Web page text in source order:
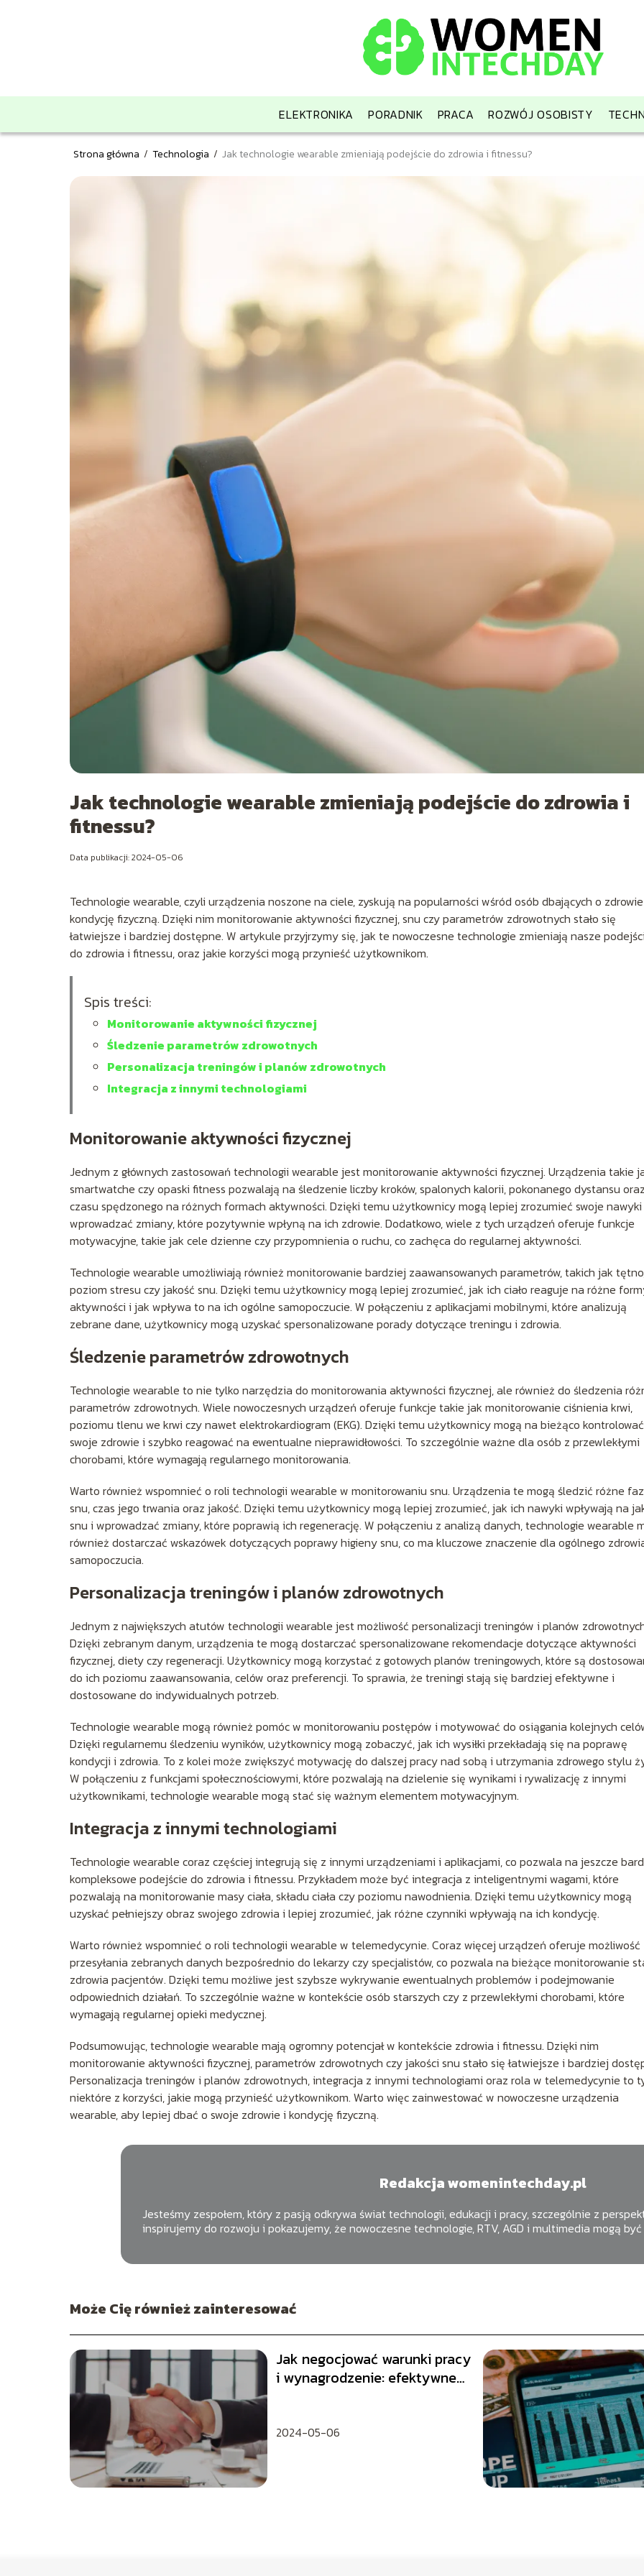
ELEKTRONIKA PORADNIK PRACA ROZWÓJ OSOBISTY
Strona główna / Technologia / Jak technologie wearable zmieniają podejście do zdrowia i fitnessu?
Jak technologie wearable zmieniają podejście do zdrowia i
fitnessu?
Data publikacji: 2024-05-06
Technologie wearable, czyli urządzenia noszone na ciele, zyskują na popularności wśród osób dbających o
kondycję fizyczną. Dzięki nim monitorowanie aktywności fizycznej, snu czy parametrów zdrowotnych stało się
łatwiejsze i bardziej dostępne. W artykule przyjrzymy się, jak te nowoczesne technologie zmieniają nasze
do zdrowia i fitnessu, oraz jakie korzyści mogą przynieść użytkownikom.
Spis treści:
Monitorowanie aktywności fizycznej
Śledzenie parametrów zdrowotnych
Personalizacja treningów i planów zdrowotnych
Integracja z innymi technologiami
Monitorowanie aktywności fizycznej
Jednym z głównych zastosowań technologii wearable jest monitorowanie aktywności fizycznej. Urządzenia takie
smartwatche czy opaski fitness pozwalają na śledzenie liczby kroków, spalonych kalorii, pokonanego dystansu
czasu spędzonego na różnych formach aktywności. Dzięki temu użytkownicy mogą lepiej zrozumieć swoje
wprowadzać zmiany, które pozytywnie wpłyną na ich zdrowie. Dodatkowo, wiele z tych urządzeń oferuje funkcje
motywacyjne, takie jak cele dzienne czy przypomnienia o ruchu, co zachęca do regularnej aktywności.
Technologie wearable umożliwiają również monitorowanie bardziej zaawansowanych parametrów, takich jak
poziom stresu czy jakość snu. Dzięki temu użytkownicy mogą lepiej zrozumieć, jak ich ciało reaguje na różne
aktywności i jak wpływa to na ich ogólne samopoczucie. W połączeniu z aplikacjami mobilnymi, które analizują
zebrane dane, użytkownicy mogą uzyskać spersonalizowane porady dotyczące treningu i zdrowia.
Śledzenie parametrów zdrowotnych
Technologie wearable to nie tylko narzędzia do monitorowania aktywności fizycznej, ale również do śledzenia
parametrów zdrowotnych. Wiele nowoczesnych urządzeń oferuje funkcje takie jak monitorowanie ciśnienia krwi,
poziomu tlenu we krwi czy nawet elektrokardiogram (EKG). Dzięki temu użytkownicy mogą na bieżąco kontrolować
swoje zdrowie i szybko reagować na ewentualne nieprawidłowości. To szczególnie ważne dla osób z przewlekłymi
chorobami, które wymagają regularnego monitorowania.
Warto również wspomnieć o roli technologii wearable w monitorowaniu snu. Urządzenia te mogą śledzić różne
snu, czas jego trwania oraz jakość. Dzięki temu użytkownicy mogą lepiej zrozumieć, jak ich nawyki wpływają na
snu i wprowadzać zmiany, które poprawią ich regenerację. W połączeniu z analizą danych, technologie wearable
również dostarczać wskazówek dotyczących poprawy higieny snu, co ma kluczowe znaczenie dla ogólnego
samopoczucia.
Personalizacja treningów i planów zdrowotnych
Jednym z największych atutów technologii wearable jest możliwość personalizacji treningów i planów
Dzięki zebranym danym, urządzenia te mogą dostarczać spersonalizowane rekomendacje dotyczące aktywności
fizycznej, diety czy regeneracji. Użytkownicy mogą korzystać z gotowych planów treningowych, które są
do ich poziomu zaawansowania, celów oraz preferencji. To sprawia, że treningi stają się bardziej efektywne i
dostosowane do indywidualnych potrzeb.
Technologie wearable mogą również pomóc w monitorowaniu postępów i motywować do osiągania kolejnych
Dzięki regularnemu śledzeniu wyników, użytkownicy mogą zobaczyć, jak ich wysiłki przekładają się na poprawę
kondycji i zdrowia. To z kolei może zwiększyć motywację do dalszej pracy nad sobą i utrzymania zdrowego stylu
W połączeniu z funkcjami społecznościowymi, które pozwalają na dzielenie się wynikami i rywalizację z innymi
użytkownikami, technologie wearable mogą stać się ważnym elementem motywacyjnym.
Integracja z innymi technologiami
Technologie wearable coraz częściej integrują się z innymi urządzeniami i aplikacjami, co pozwala na jeszcze
kompleksowe podejście do zdrowia i fitnessu. Przykładem może być integracja z inteligentnymi wagami, które
pozwalają na monitorowanie masy ciała, składu ciała czy poziomu nawodnienia. Dzięki temu użytkownicy mogą
uzyskać pełniejszy obraz swojego zdrowia i lepiej zrozumieć, jak różne czynniki wpływają na ich kondycję.
Warto również wspomnieć o roli technologii wearable w telemedycynie. Coraz więcej urządzeń oferuje możliwość
przesyłania zebranych danych bezpośrednio do lekarzy czy specjalistów, co pozwala na bieżące monitorowanie
zdrowia pacjentów. Dzięki temu możliwe jest szybsze wykrywanie ewentualnych problemów i podejmowanie
odpowiednich działań. To szczególnie ważne w kontekście osób starszych czy z przewlekłymi chorobami, które
wymagają regularnej opieki medycznej.
Podsumowując, technologie wearable mają ogromny potencjał w kontekście zdrowia i fitnessu. Dzięki nim
monitorowanie aktywności fizycznej, parametrów zdrowotnych czy jakości snu stało się łatwiejsze i bardziej
Personalizacja treningów i planów zdrowotnych, integracja z innymi technologiami oraz rola w telemedycynie to
niektóre z korzyści, jakie mogą przynieść użytkownikom. Warto więc zainwestować w nowoczesne urządzenia
wearable, aby lepiej dbać o swoje zdrowie i kondycję fizyczną.
Redakcja womenintechday.pl
Jesteśmy zespołem, który z pasją odkrywa świat technologii, edukacji i pracy, szczególnie z
inspirujemy do rozwoju i pokazujemy, że nowoczesne technologie, RTV, AGD i multimedia mogą
Może Cię również zainteresować
Jak negocjować warunki pracy
i wynagrodzenie: efektywne
2024-05-06